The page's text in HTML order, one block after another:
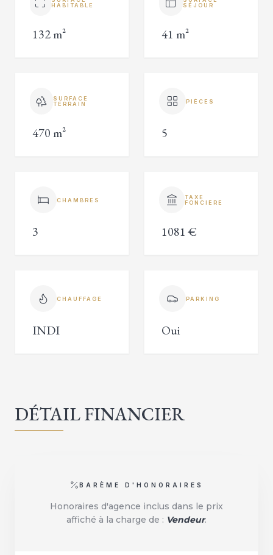
HABITABLE
132 m²
SÉJOUR
41 m²
SURFACE
TERRAIN
470 m²
PIÈCES
5
CHAMBRES
3
TAXE
FONCIÈRE
1081 €
CHAUFFAGE
INDI
PARKING
Oui
DÉTAIL FINANCIER
BARÈME D'HONORAIRES
Honoraires d'agence inclus dans le prix
affiché à la charge de : Vendeur.